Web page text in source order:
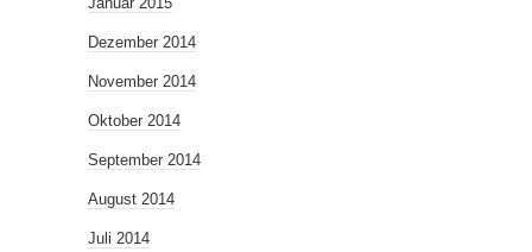
Dezember 2014
November 2014
Oktober 2014
September 2014
August 2014
Juli 2014